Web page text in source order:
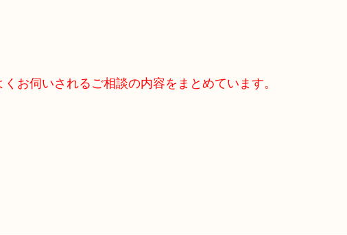
お伺いされるご相談の内容をまとめています。